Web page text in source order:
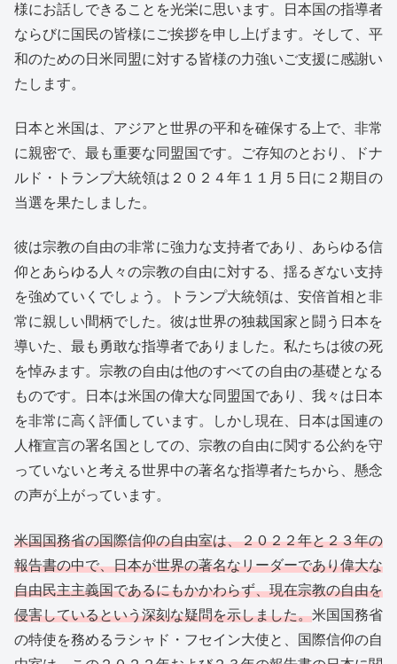
様にお話しできることを光栄に思います。日本国の指導者
ならびに国民の皆様にご挨拶を申し上げます。そして、平
和のための日米同盟に対する皆様の力強いご支援に感謝い
たします。
日本と米国は、アジアと世界の平和を確保する上で、非常
に親密で、最も重要な同盟国です。ご存知のとおり、ドナ
ルド・トランプ大統領は２０２４年１１月５日に２期目の
当選を果たしました。
彼は宗教の自由の非常に強力な支持者であり、あらゆる信
仰とあらゆる人々の宗教の自由に対する、揺るぎない支持
を強めていくでしょう。トランプ大統領は、安倍首相と非
常に親しい間柄でした。彼は世界の独裁国家と闘う日本を
導いた、最も勇敢な指導者でありました。私たちは彼の死
を悼みます。宗教の自由は他のすべての自由の基礎となる
ものです。日本は米国の偉大な同盟国であり、我々は日本
を非常に高く評価しています。しかし現在、日本は国連の
人権宣言の署名国としての、宗教の自由に関する公約を守
っていないと考える世界中の著名な指導者たちから、懸念
の声が上がっています。
米国国務省の国際信仰の自由室は、２０２２年と２３年の
報告書の中で、日本が世界の著名なリーダーであり偉大な
自由民主主義国であるにもかかわらず、現在宗教の自由を
侵害しているという深刻な疑問を示しました。米国国務省
の特使を務めるラシャド・フセイン大使と、国際信仰の自